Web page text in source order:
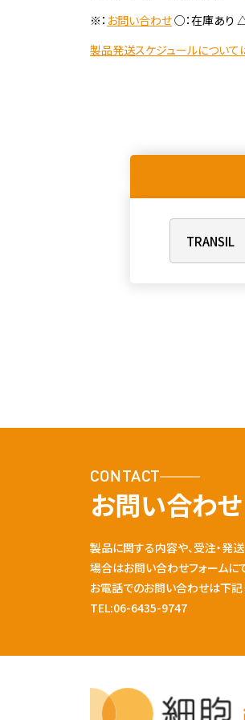
※： お問い合わせ○：在庫あり
製品発送スケジュールについて
CONTACT
お問い合わせ
製品に関する内容や、受注・発
場合はお問い合わせフォームに
お電話でのお問い合わせは下記
TEL:06-6435-9747